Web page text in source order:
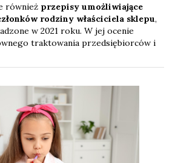
również przepisy umożliwiające
rodziny właściciela sklepu,
w 2021 roku. W jej ocenie
traktowania przedsiębiorców i